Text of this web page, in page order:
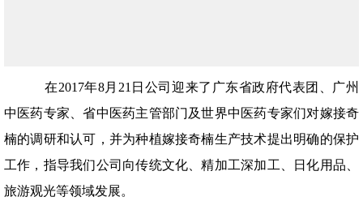
在2017年8月21日公司迎来了广东省政府代表团、广州
中医药专家、省中医药主管部门及世界中医药专家们对嫁接奇
楠的调研和认可，并为种植嫁接奇楠生产技术提出明确的保护
工作，指导我们公司向传统文化、精加工深加工、日化用品、
旅游观光等领域发展。